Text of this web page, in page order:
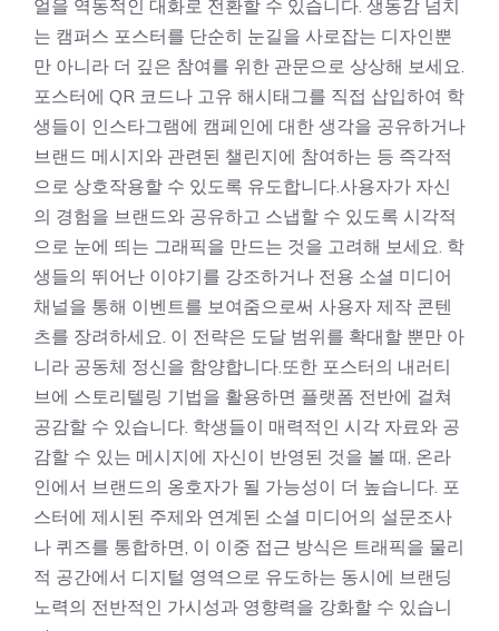
얼을 역동적인 대화로 전환할 수 있습니다. 생동감 넘치
는 캠퍼스 포스터를 단순히 눈길을 사로잡는 디자인뿐
만 아니라 더 깊은 참여를 위한 관문으로 상상해 보세요.
포스터에 QR 코드나 고유 해시태그를 직접 삽입하여 학
생들이 인스타그램에 캠페인에 대한 생각을 공유하거나
브랜드 메시지와 관련된 챌린지에 참여하는 등 즉각적
으로 상호작용할 수 있도록 유도합니다.사용자가 자신
의 경험을 브랜드와 공유하고 스냅할 수 있도록 시각적
으로 눈에 띄는 그래픽을 만드는 것을 고려해 보세요. 학
생들의 뛰어난 이야기를 강조하거나 전용 소셜 미디어
채널을 통해 이벤트를 보여줌으로써 사용자 제작 콘텐
츠를 장려하세요. 이 전략은 도달 범위를 확대할 뿐만 아
니라 공동체 정신을 함양합니다.또한 포스터의 내러티
브에 스토리텔링 기법을 활용하면 플랫폼 전반에 걸쳐
공감할 수 있습니다. 학생들이 매력적인 시각 자료와 공
감할 수 있는 메시지에 자신이 반영된 것을 볼 때, 온라
인에서 브랜드의 옹호자가 될 가능성이 더 높습니다. 포
스터에 제시된 주제와 연계된 소셜 미디어의 설문조사
나 퀴즈를 통합하면, 이 이중 접근 방식은 트래픽을 물리
적 공간에서 디지털 영역으로 유도하는 동시에 브랜딩
노력의 전반적인 가시성과 영향력을 강화할 수 있습니